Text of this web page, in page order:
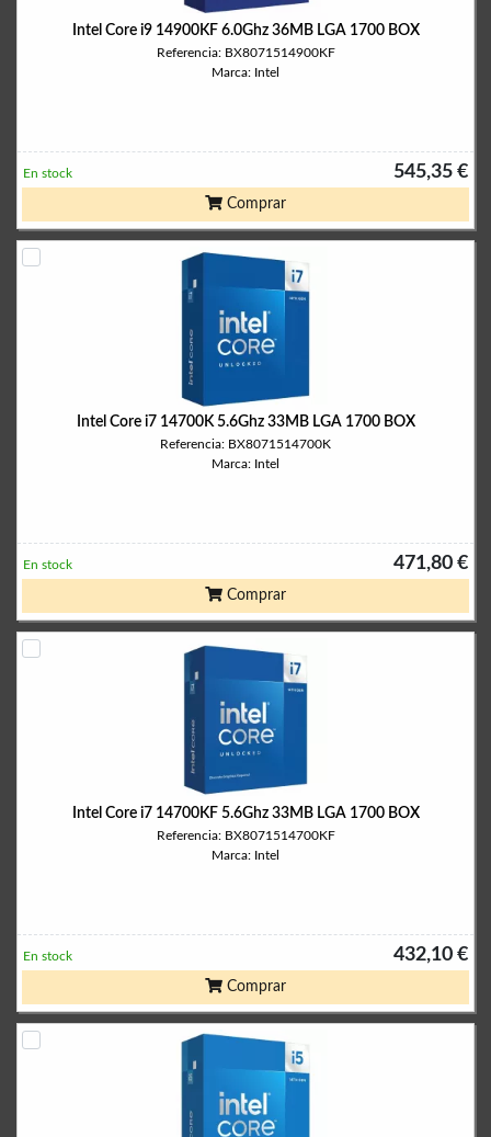
Intel Core i9 14900KF 6.0Ghz 36MB LGA 1700 BOX
Referencia: BX8071514900KF
Marca: Intel
545,35 €
En stock
Comprar
Intel Core i7 14700K 5.6Ghz 33MB LGA 1700 BOX
Referencia: BX8071514700K
Marca: Intel
471,80 €
En stock
Comprar
Intel Core i7 14700KF 5.6Ghz 33MB LGA 1700 BOX
Referencia: BX8071514700KF
Marca: Intel
432,10 €
En stock
Comprar